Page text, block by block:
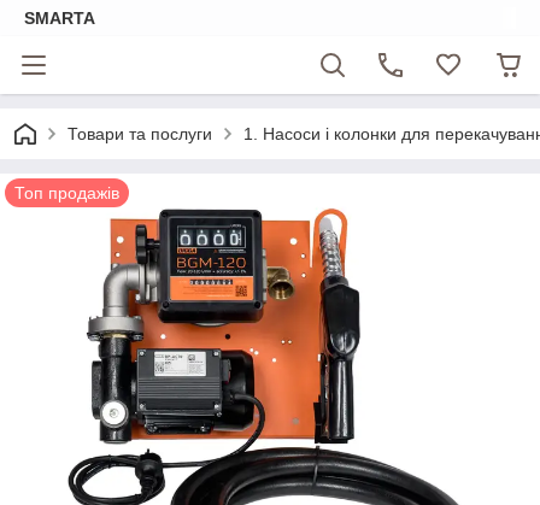
SMARTA
Товари та послуги 1. Насоси і колонки для
Топ продажів